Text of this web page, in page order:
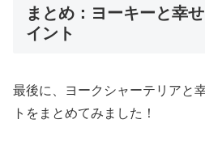
まとめ：ヨーキーと幸
イント
最後に、ヨークシャーテリアと
トをまとめてみました！